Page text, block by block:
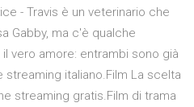
- Travis è un veterinario che
Gabby, ma c'è qualche
vero amore: entrambi sono già
streaming italiano.Film La scelta
streaming gratis.Film di trama